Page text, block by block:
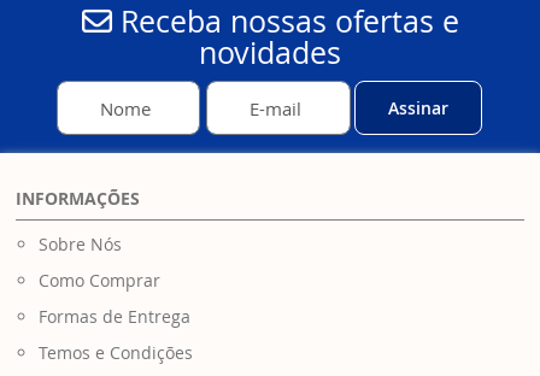
Receba nossas ofertas e
novidades
Assinar
INFORMAÇÕES
Sobre Nós
Como Comprar
Formas de Entrega
Temos e Condições